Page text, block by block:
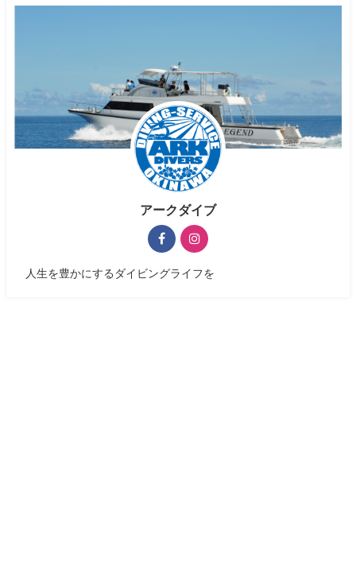
アークダイブ
人生を豊かにするダイビングライフを